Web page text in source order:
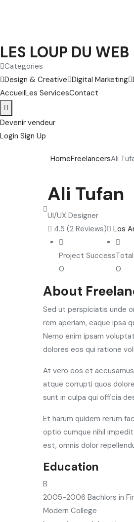
LES LOUP DU WEB
Categories
Design & Creative Digital Marketing
AccueilLes ServicesContact
Devenir vendeur
Login Sign Up
HomeFreelancersAli
Ali Tufan
UI/UX Designer
4.5 (2 Reviews) Los
Project Success
0
0
About
Sed ut perspiciatis unde
rem aperiam, eaque ipsa
Nemo enim ipsam
dolores eos qui ratione
At vero eos et
atque corrupti quos
sunt in culpa qui officia
Et harum quidem rerum
optio cumque nihil
est, omnis dolor
Education
B
2005-2006 Bachlors in
Modern College